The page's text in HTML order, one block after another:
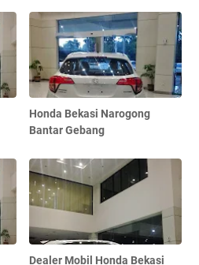
Honda Bekasi Narogong
Bantar Gebang
Dealer Mobil Honda Bekasi